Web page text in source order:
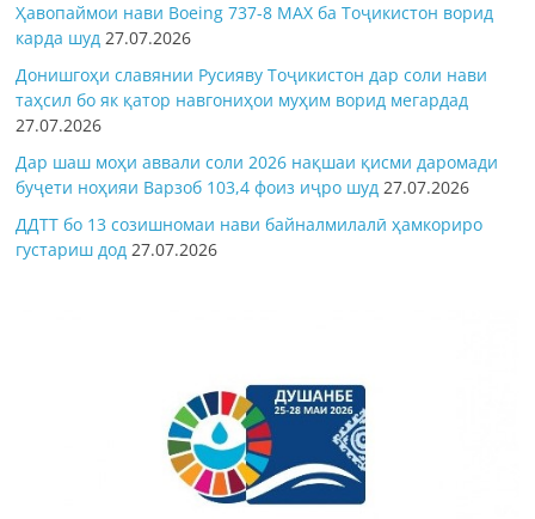
Ҳавопаймои нави Boeing 737-8 MAX ба Тоҷикистон ворид
карда шуд 27.07.2026
Донишгоҳи славянии Русияву Тоҷикистон дар соли нави
таҳсил бо як қатор навгониҳои муҳим ворид мегардад
27.07.2026
Дар шаш моҳи аввали соли 2026 нақшаи қисми даромади
буҷети ноҳияи Варзоб 103,4 фоиз иҷро шуд 27.07.2026
ДДТТ бо 13 созишномаи нави байналмилалӣ ҳамкориро
густариш дод 27.07.2026